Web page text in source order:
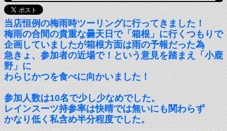
当店恒例の梅雨時ツーリングに行ってきました！
梅雨の合間の貴重な曇天日で「箱根」に行くつもりで
企画していましたが箱根方面は雨の予報だった為
急きょ、参加者の近場で！という意見を踏まえ「小鹿
野」に
わらじかつを食べに向かいました！
参加人数は10名で少し少なめでした。
レインスーツ持参率は快晴では無いにも関わらず
かなり低く私含め半分程度でした。